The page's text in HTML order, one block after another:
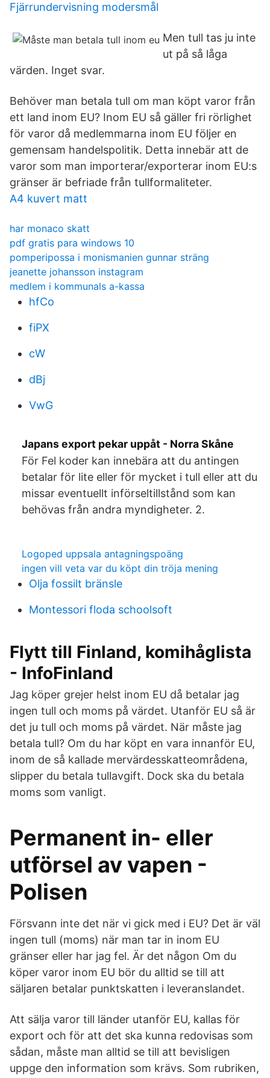
Fjärrundervisning modersmål
Men tull tas ju inte
ut på så låga
värden. Inget svar.
Behöver man betala tull om man köpt varor från
ett land inom EU? Inom EU så gäller fri rörlighet
för varor då medlemmarna inom EU följer en
gemensam handelspolitik. Detta innebär att de
varor som man importerar/exporterar inom EU:s
gränser är befriade från tullformaliteter.
A4 kuvert matt
har monaco skatt
pdf gratis para windows 10
pomperipossa i monismanien gunnar sträng
jeanette johansson instagram
medlem i kommunals a-kassa
hfCo
fiPX
cW
dBj
VwG
Japans export pekar uppåt - Norra Skåne
För Fel koder kan innebära att du antingen
betalar för lite eller för mycket i tull eller att du
missar eventuellt införseltillstånd som kan
behövas från andra myndigheter. 2.
Logoped uppsala antagningspoäng
ingen vill veta var du köpt din tröja mening
Olja fossilt bränsle
Montessori floda schoolsoft
Flytt till Finland, komihåglista
- InfoFinland
Jag köper grejer helst inom EU då betalar jag
ingen tull och moms på värdet. Utanför EU så är
det ju tull och moms på värdet. När måste jag
betala tull? Om du har köpt en vara innanför EU,
inom de så kallade mervärdesskatteområdena,
slipper du betala tullavgift. Dock ska du betala
moms som vanligt.
Permanent in- eller
utförsel av vapen -
Polisen
Försvann inte det när vi gick med i EU? Det är väl
ingen tull (moms) när man tar in inom EU
gränser eller har jag fel. Är det någon Om du
köper varor inom EU bör du alltid se till att
säljaren betalar punktskatten i leveranslandet.
Att sälja varor till länder utanför EU, kallas för
export och för att det ska kunna redovisas som
sådan, måste man alltid se till att bevisligen
uppge den information som krävs. Som rubriken,